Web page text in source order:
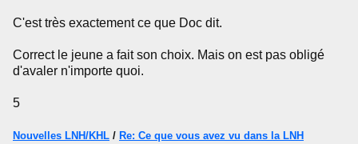
C'est très exactement ce que Doc dit.
Correct le jeune a fait son choix. Mais on est pas obligé
d'avaler n'importe quoi.
5
Nouvelles LNH/KHL / Re: Ce que vous avez vu dans la LNH